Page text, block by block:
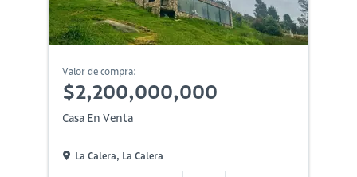
Valor de compra:
$2,200,000,000
Casa En Venta
La Calera, La Calera